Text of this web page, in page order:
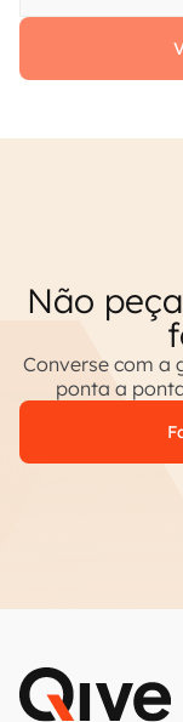
Não
Converse com a
ponta a